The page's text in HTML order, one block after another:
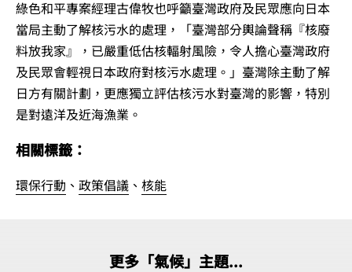
綠色和平專案經理古偉牧也呼籲臺灣政府及民眾應向日本
當局主動了解核污水的處理，「臺灣部分輿論聲稱『核廢
料放我家』，已嚴重低估核輻射風險，令人擔心臺灣政府
及民眾會輕視日本政府對核污水處理。」臺灣除主動了解
日方有關計劃，更應獨立評估核污水對臺灣的影響，特別
是對遠洋及近海漁業。
相關標籤：
環保行動 、 政策倡議 、 核能
更多「氣候」主題...